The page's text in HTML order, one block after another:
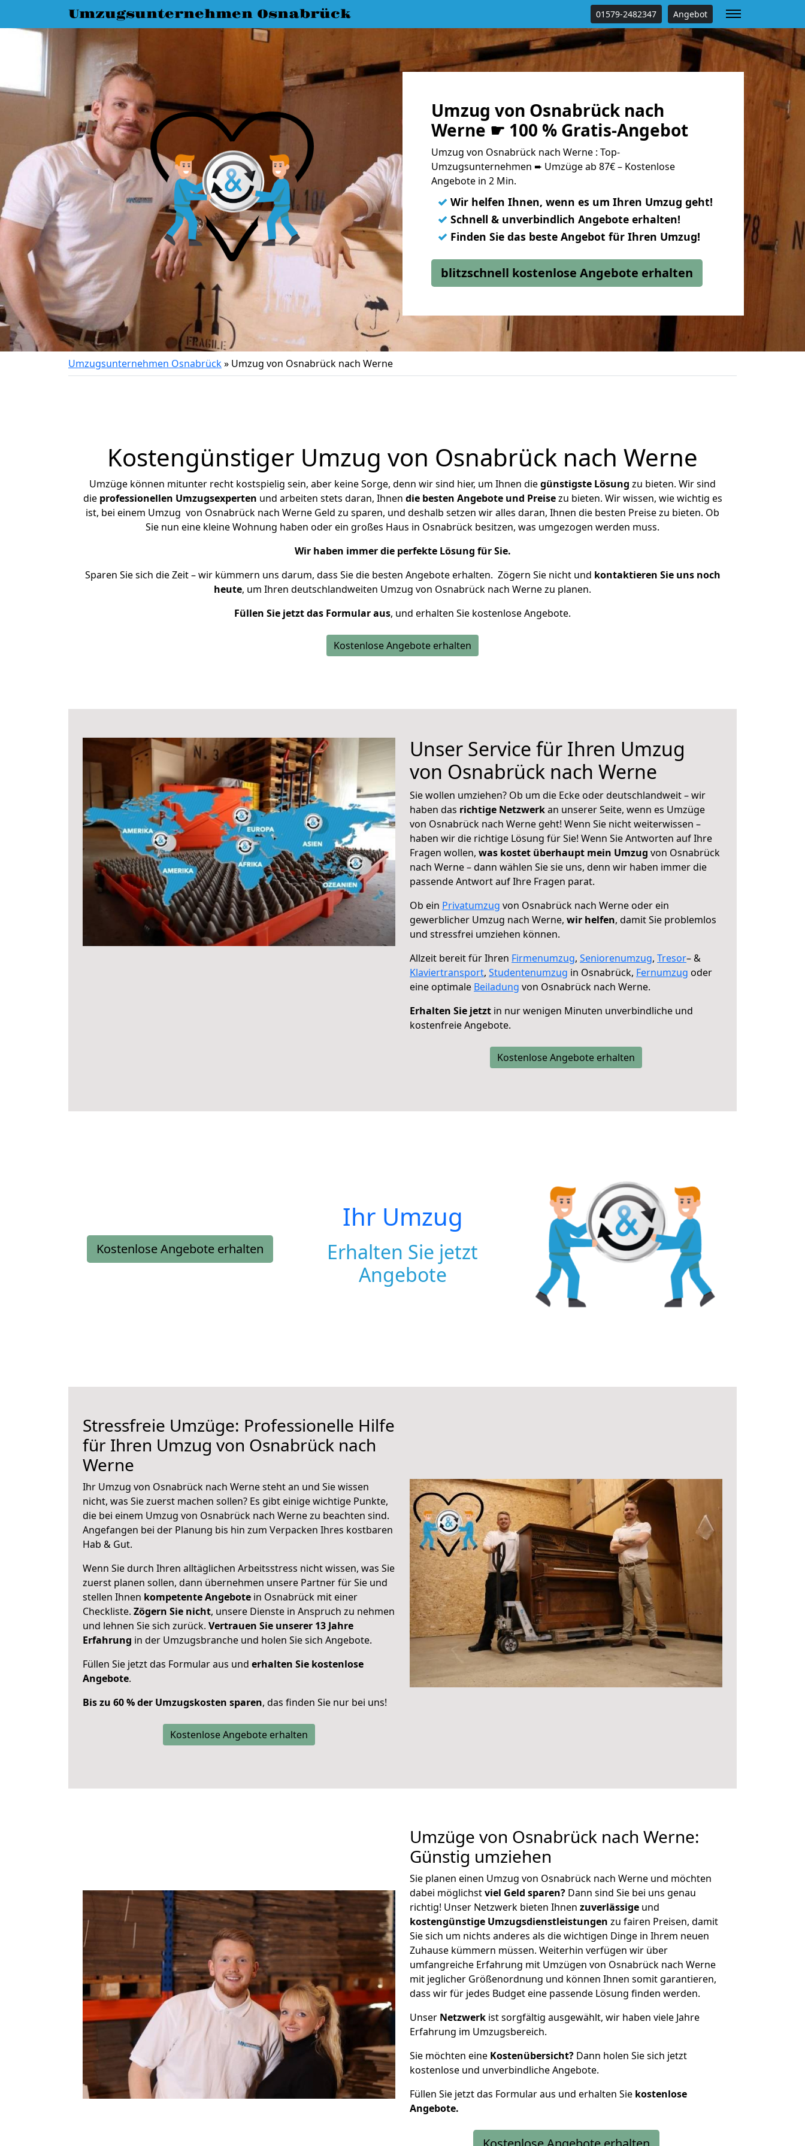
Umzugsunternehmen Osnabrück 01579-2482347 Angebot
Umzug von Osnabrück nach
Werne ☛ 100 % Gratis-Angebot
Umzug von Osnabrück nach Werne : Top-
Umzugsunternehmen ➨ Umzüge ab 87€ – Kostenlose
Angebote in 2 Min.
✓ Wir helfen Ihnen, wenn es um Ihren Umzug geht!
✓ Schnell & unverbindlich Angebote erhalten!
✓ Finden Sie das beste Angebot für Ihren Umzug!
blitzschnell kostenlose Angebote erhalten
Umzugsunternehmen Osnabrück» Umzug von Osnabrück nach Werne
Kostengünstiger Umzug von Osnabrück nach Werne
Umzüge können mitunter recht kostspielig sein, aber keine Sorge, denn wir sind hier, um Ihnen diegünstigste Lösung zu bieten. Wir sind
die professionellen Umzugsexperten und arbeiten stets daran, Ihnen die besten Angebote und Preisezu bieten. Wir wissen, wie wichtig es
ist, bei einem Umzug von Osnabrück nach Werne Geld zu sparen, und deshalb setzen wir alles daran, Ihnen die besten Preise zu bieten. Ob
Sie nun eine kleine Wohnung haben oder ein großes Haus in Osnabrück besitzen, was umgezogen werden muss.
Wir haben immer die perfekte Lösung für Sie.
Sparen Sie sich die Zeit – wir kümmern uns darum, dass Sie die besten Angebote erhalten. Zögern Sie nicht und kontaktieren Sie uns noch
heute, um Ihren deutschlandweiten Umzug von Osnabrück nach Werne zu planen.
Füllen Sie jetzt das Formular aus, und erhalten Sie kostenlose Angebote.
Kostenlose Angebote erhalten
Unser Service für Ihren Umzug
von Osnabrück nach Werne
Sie wollen umziehen? Ob um die Ecke oder deutschlandweit – wir
haben das richtige Netzwerkan unserer Seite, wenn es Umzüge
von Osnabrück nach Werne geht! Wenn Sie nicht weiterwissen –
haben wir die richtige Lösung für Sie! Wenn Sie Antworten auf Ihre
Fragen wollen, was kostet überhaupt mein Umzug von Osnabrück
nach Werne – dann wählen Sie sie uns, denn wir haben immer die
passende Antwort auf Ihre Fragen parat.
Ob ein Privatumzug von Osnabrück nach Werne oder ein
gewerblicher Umzug nach Werne, wir helfen, damit Sie problemlos
und stressfrei umziehen können.
Allzeit bereit für Ihren Firmenumzug, Seniorenumzug, Tresor– &
Klaviertransport, Studentenumzug in Osnabrück, Fernumzug oder
eine optimale Beiladung von Osnabrück nach Werne.
Erhalten Sie jetzt in nur wenigen Minuten unverbindliche und
kostenfreie Angebote.
Kostenlose Angebote erhalten
Kostenlose Angebote erhalten
Ihr Umzug
Erhalten Sie jetzt
Angebote
Stressfreie Umzüge: Professionelle Hilfe
für Ihren Umzug von Osnabrück nach
Werne
Ihr Umzug von Osnabrück nach Werne steht an und Sie wissen
nicht, was Sie zuerst machen sollen? Es gibt einige wichtige Punkte,
die bei einem Umzug von Osnabrück nach Werne zu beachten sind.
Angefangen bei der Planung bis hin zum Verpacken Ihres kostbaren
Hab & Gut.
Wenn Sie durch Ihren alltäglichen Arbeitsstress nicht wissen, was Sie
zuerst planen sollen, dann übernehmen unsere Partner für Sie und
stellen Ihnen kompetente Angebote in Osnabrück mit einer
Checkliste. Zögern Sie nicht, unsere Dienste in Anspruch zu nehmen
und lehnen Sie sich zurück. Vertrauen Sie unserer 13 Jahre
Erfahrung in der Umzugsbranche und holen Sie sich Angebote.
Füllen Sie jetzt das Formular aus und erhalten Sie kostenlose
Angebote.
Bis zu 60 % der Umzugskosten sparen, das finden Sie nur bei uns!
Kostenlose Angebote erhalten
Umzüge von Osnabrück nach Werne:
Günstig umziehen
Sie planen einen Umzug von Osnabrück nach Werne und möchten
dabei möglichstviel Geld sparen? Dann sind Sie bei uns genau
richtig! Unser Netzwerk bieten Ihnen zuverlässige und
kostengünstige Umzugsdienstleistungen zu fairen Preisen, damit
Sie sich um nichts anderes als die wichtigen Dinge in Ihrem neuen
Zuhause kümmern müssen. Weiterhin verfügen wir über
umfangreiche Erfahrung mit Umzügen von Osnabrück nach Werne
mit jeglicher Größenordnung und können Ihnen somit garantieren,
dass wir für jedes Budget eine passende Lösung finden werden.
Unser Netzwerk ist sorgfältig ausgewählt, wir haben viele Jahre
Erfahrung im Umzugsbereich.
Sie möchten eine Kostenübersicht? Dann holen Sie sich jetzt
kostenlose und unverbindliche Angebote.
Füllen Sie jetzt das Formular aus und erhalten Sie kostenlose
Angebote.